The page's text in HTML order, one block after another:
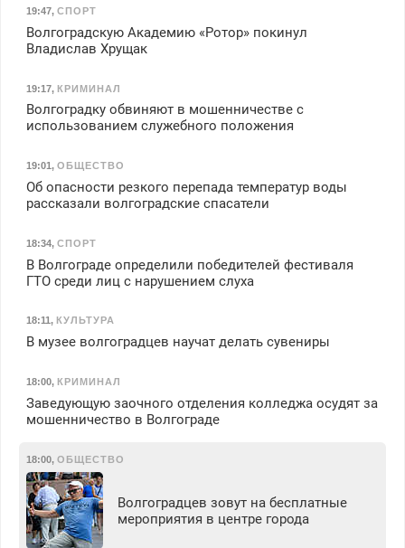
19:47, СПОРТ
Волгоградскую Академию «Ротор» покинул
Владислав Хрущак
19:17, КРИМИНАЛ
Волгоградку обвиняют в мошенничестве с
использованием служебного положения
19:01, ОБЩЕСТВО
Об опасности резкого перепада температур воды
рассказали волгоградские спасатели
18:34, СПОРТ
В Волгограде определили победителей фестиваля
ГТО среди лиц с нарушением слуха
18:11 , КУЛЬТУРА
В музее волгоградцев научат делать сувениры
18:00, КРИМИНАЛ
Заведующую заочного отделения колледжа осудят за
мошенничество в Волгограде
18:00, ОБЩЕСТВО
Волгоградцев зовут на бесплатные
мероприятия в центре города